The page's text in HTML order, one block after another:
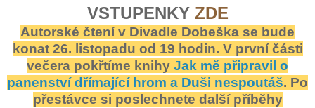
VSTUPENKY ZDE
Autorské čtení v Divadle Dobeška se bude
konat 26. listopadu od 19 hodin. V první části
večera pokřtíme knihy Jak mě připravil o
panenství dřímající hrom a Duši nespoutáš. Po
přestávce si poslechnete další příběhy